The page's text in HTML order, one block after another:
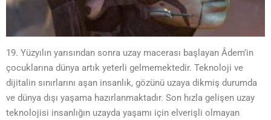
19. Yüzyılın yarısından sonra uzay macerası başlayan Âdem’in
çocuklarına dünya artık yeterli gelmemektedir. Teknoloji ve
dijitalin sınırlarını aşan insanlık, gözünü uzaya dikmiş durumda
ve dünya dışı yaşama hazırlanmaktadır. Son hızla gelişen uzay
teknolojisi insanlığın uzayda yaşamı için elverişli olmayan